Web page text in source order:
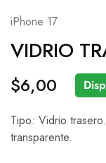
iPhone 17
VIDRIO
$6,00
Tipo: Vidrio
transparente.